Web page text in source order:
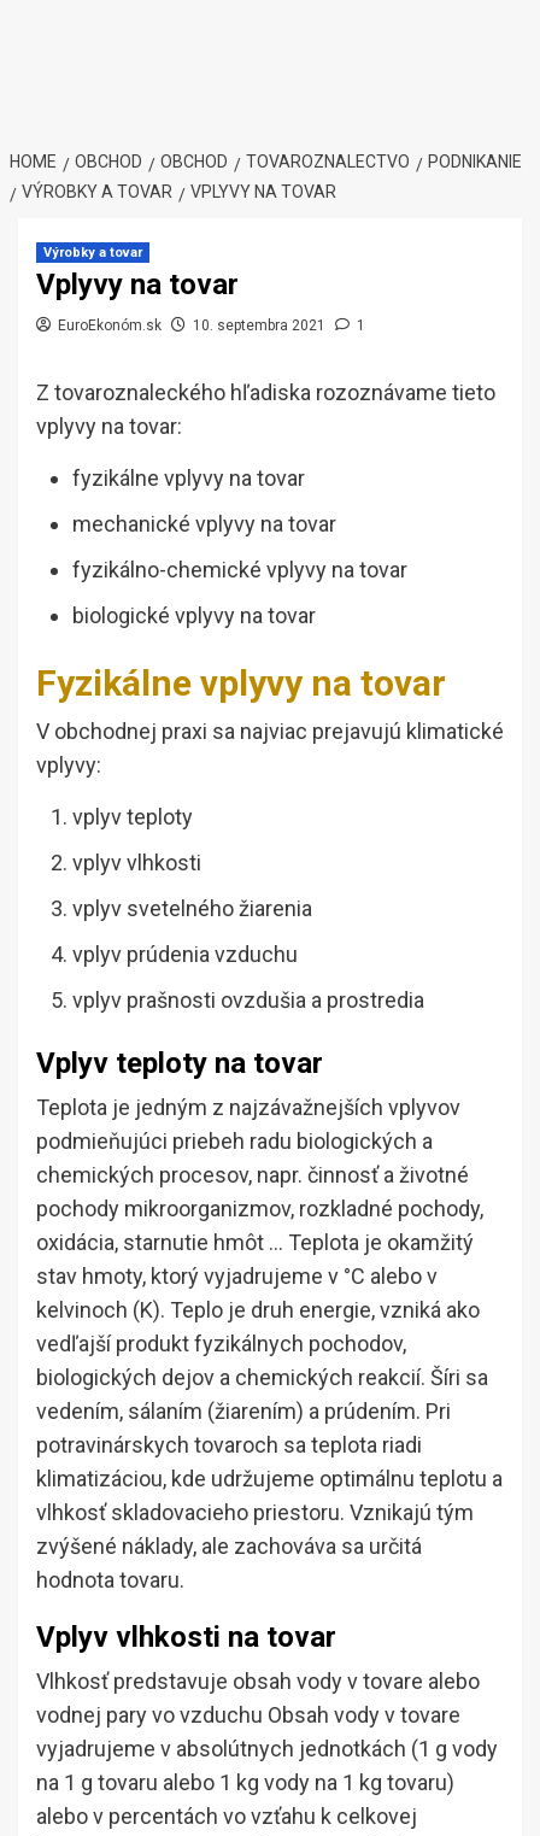
HOME OBCHOD OBCHOD TOVAROZNALECTVO
PODNIKANIE
VÝROBKY A TOVAR
VPLYVY NA TOVAR
Výrobky a tovar
Vplyvy na tovar
EuroEkonóm.sk 10. septembra 2021 1
Z tovaroznaleckého hľadiska rozoznávame tieto
vplyvy na tovar:
fyzikálne vplyvy na tovar
mechanické vplyvy na tovar
fyzikálno-chemické vplyvy na tovar
biologické vplyvy na tovar
Fyzikálne vplyvy na tovar
V obchodnej praxi sa najviac prejavujú klimatické
vplyvy:
vplyv teploty
vplyv vlhkosti
vplyv svetelného žiarenia
vplyv prúdenia vzduchu
vplyv prašnosti ovzdušia a prostredia
Vplyv teploty na tovar
Teplota je jedným z najzávažnejších vplyvov
podmieňujúci priebeh radu biologických a
chemických procesov, napr. činnosť a životné
pochody mikroorganizmov, rozkladné pochody,
oxidácia, starnutie hmôt … Teplota je okamžitý
stav hmoty, ktorý vyjadrujeme v °C alebo v
kelvinoch (K). Teplo je druh energie, vzniká ako
vedľajší produkt fyzikálnych pochodov,
biologických dejov a chemických reakcií. Šíri sa
vedením, sálaním (žiarením) a prúdením. Pri
potravinárskych tovaroch sa teplota riadi
klimatizáciou, kde udržujeme optimálnu teplotu a
vlhkosť skladovacieho priestoru. Vznikajú tým
zvýšené náklady, ale zachováva sa určitá
hodnota tovaru.
Vplyv vlhkosti na tovar
Vlhkosť predstavuje obsah vody v tovare alebo
vodnej pary vo vzduchu Obsah vody v tovare
vyjadrujeme v absolútnych jednotkách (1 g vody
na 1 g tovaru alebo 1 kg vody na 1 kg tovaru)
alebo v percentách vo vzťahu k celkovej